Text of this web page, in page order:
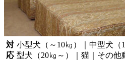
対
応
小型犬（～10㎏）｜中型犬（
型犬（20㎏～）｜猫｜その他